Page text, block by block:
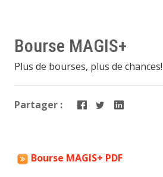
Bourse MAGIS+
Plus de bourses, plus de chances!
Partager :
Bourse MAGIS+ PDF